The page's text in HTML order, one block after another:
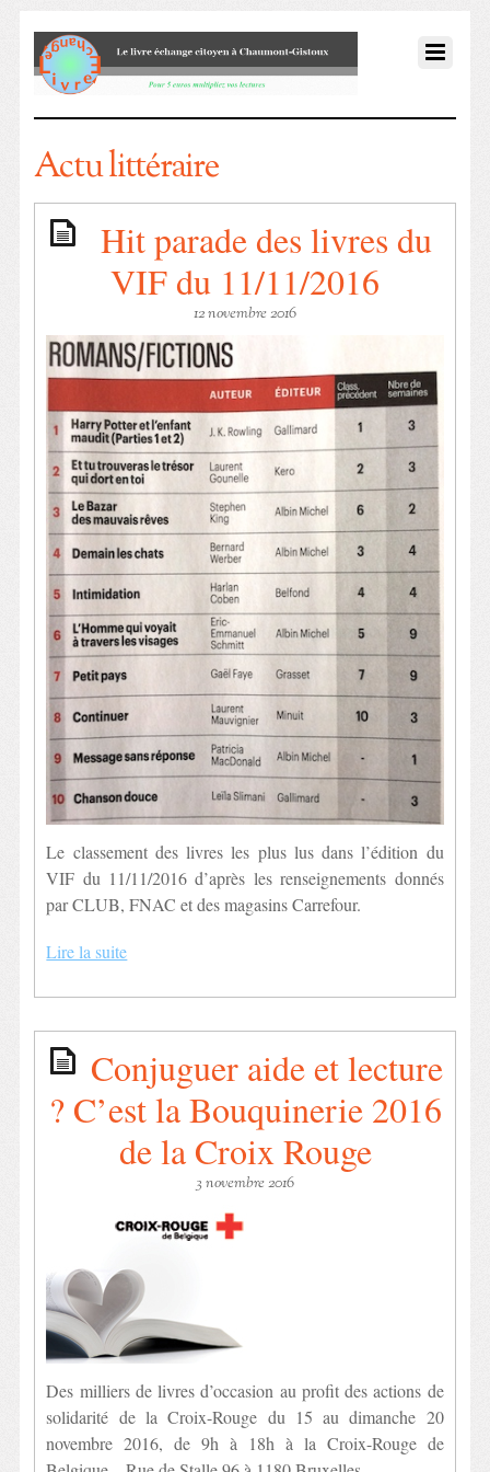
Actu littéraire
Hit parade des livres du
VIF du 11/11/2016
12 novembre 2016
Le classement des livres les plus lus dans l’édition du
VIF du 11/11/2016 d’après les renseignements donnés
par CLUB, FNAC et des magasins Carrefour.
Lire la suite
Conjuguer aide et lecture
? C’est la Bouquinerie 2016
de la Croix Rouge
3 novembre 2016
Des milliers de livres d’occasion au profit des actions de
solidarité de la Croix-Rouge du 15 au dimanche 20
novembre 2016, de 9h à 18h à la Croix-Rouge de